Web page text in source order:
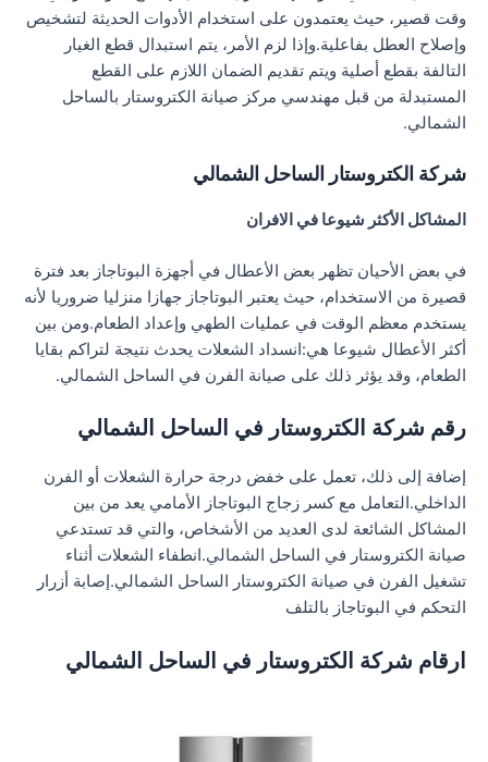
وقت قصير، حيث يعتمدون على استخدام الأدوات الحديثة لتشخيص
وإصلاح العطل بفاعلية.وإذا لزم الأمر، يتم استبدال قطع الغيار
التالفة بقطع أصلية ويتم تقديم الضمان اللازم على القطع
المستبدلة من قبل مهندسي مركز صيانة الكتروستار بالساحل
الشمالي.
شركة الكتروستار الساحل الشمالي
المشاكل الأكثر شيوعا في الافران
في بعض الأحيان تظهر بعض الأعطال في أجهزة البوتاجاز بعد فترة
قصيرة من الاستخدام، حيث يعتبر البوتاجاز جهازا منزليا ضروريا لأنه
يستخدم معظم الوقت في عمليات الطهي وإعداد الطعام.ومن بين
أكثر الأعطال شيوعا هي:انسداد الشعلات يحدث نتيجة لتراكم بقايا
الطعام، وقد يؤثر ذلك على صيانة الفرن في الساحل الشمالي.
رقم شركة الكتروستار في الساحل الشمالي
إضافة إلى ذلك، تعمل على خفض درجة حرارة الشعلات أو الفرن
الداخلي.التعامل مع كسر زجاج البوتاجاز الأمامي يعد من بين
المشاكل الشائعة لدى العديد من الأشخاص، والتي قد تستدعي
صيانة الكتروستار في الساحل الشمالي.انطفاء الشعلات أثناء
تشغيل الفرن في صيانة الكتروستار الساحل الشمالي.إصابة أزرار
التحكم في البوتاجاز بالتلف
ارقام شركة الكتروستار في الساحل الشمالي